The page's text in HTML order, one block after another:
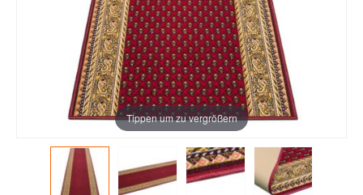
Tippen um zu vergrößern